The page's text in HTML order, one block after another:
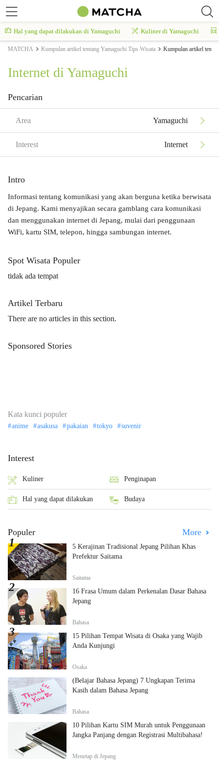
Hal yang dapat dilakukan di Yamaguchi Kuliner di Yamaguchi
MATCHA Kumpulan artikel tentang Yamaguchi Tips Wisata Kumpulan artikel
Internet di Yamaguchi
Pencarian
Area Yamaguchi
Interest Internet
Intro
Informasi tentang komunikasi yang akan berguna ketika berwisata
di Jepang. Kami menyajikan secara gamblang cara komunikasi
dan menggunakan internet di Jepang, mulai dari penggunaan
WiFi, kartu SIM, telepon, hingga sambungan internet.
Spot Wisata Populer
tidak ada tempat
Artikel Terbaru
There are no articles in this section.
Sponsored Stories
Kata kunci populer
anime asakusa pakaian tokyo suvenir
Interest
Kuliner Penginapan
Hal yang dapat dilakukan Budaya
Populer More
5 Kerajinan Tradisional Jepang Pilihan Khas
Prefektur Saitama
Saitama
16 Frasa Umum dalam Perkenalan Dasar Bahasa
Jepang
Bahasa
15 Pilihan Tempat Wisata di Osaka yang Wajib
Anda Kunjungi
Osaka
(Belajar Bahasa Jepang) 7 Ungkapan Terima
Kasih dalam Bahasa Jepang
Bahasa
10 Pilihan Kartu SIM Murah untuk Penggunaan
Jangka Panjang dengan Registrasi Multibahasa!
Menetap di Jepang